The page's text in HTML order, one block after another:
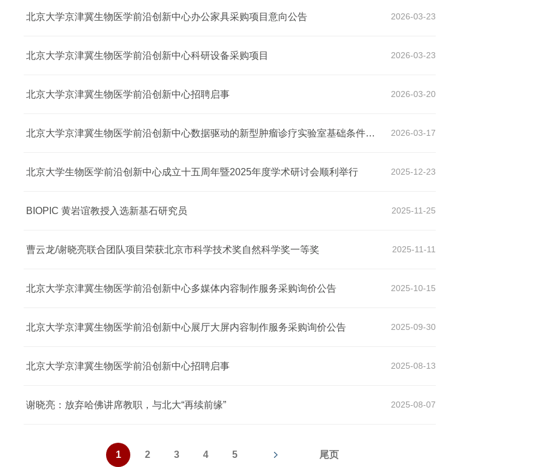
2026-03-23
北京大学京津冀生物医学前沿创新中心办公家具采购项目意向公告
2026-03-23
北京大学京津冀生物医学前沿创新中心科研设备采购项目
2026-03-20
北京大学京津冀生物医学前沿创新中心招聘启事
2026-03-17
北京大学京津冀生物医学前沿创新中心数据驱动的新型肿瘤诊疗实验室基础条件建设项目采购需求公示
2025-12-23
北京大学生物医学前沿创新中心成立十五周年暨2025年度学术研讨会顺利举行
2025-11-25
BIOPIC 黄岩谊教授入选新基石研究员
2025-11-11
曹云龙/谢晓亮联合团队项目荣获北京市科学技术奖自然科学奖一等奖
2025-10-15
北京大学京津冀生物医学前沿创新中心多媒体内容制作服务采购询价公告
2025-09-30
北京大学京津冀生物医学前沿创新中心展厅大屏内容制作服务采购询价公告
2025-08-13
北京大学京津冀生物医学前沿创新中心招聘启事
2025-08-07
谢晓亮：放弃哈佛讲席教职，与北大“再续前缘”
1 2 3 4 5 尾页